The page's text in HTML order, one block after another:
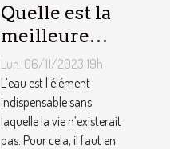
Quelle est la
meilleure
quantité
d’eau qu’il
faut au
quotidien ?
Lun. 06/11/2023 19h
L’eau est l’élément
indispensable sans
laquelle la vie n’existerait
pas. Pour cela, il faut en